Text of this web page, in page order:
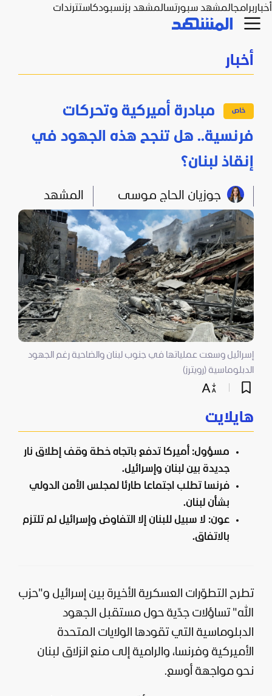
أخباربرامجالمشهد سبورتسالمشهد بزنسبودكاستترندات
أخبار
مبادرة أميركية وتحركات
فرنسية.. هل تنجح هذه الجهود في
إنقاذ لبنان؟
جوزيان الحاج موسى المشهد
إسرائيل وسعت عملياتها في جنوب لبنان والضاحية رغم الجهود
الدبلوماسية (رويترز)
هايلايت
مسؤول: أميركا تدفع باتجاه خطة وقف إطلاق نار
جديدة بين لبنان وإسرائيل.
فرنسا تطلب اجتماعا طارئا لمجلس الأمن الدولي
بشأن لبنان.
عون: لا سبيل للبنان إلا التفاوض وإسرائيل لم تلتزم
بالاتفاق.
تطرح التطوّرات العسكرية الأخيرة بين إسرائيل و"حزب
الله" تساؤلات جدّية حول مستقبل الجهود
الدبلوماسية التي تقودها الولايات المتحدة
الأميركية وفرنسا، والرامية إلى منع انزلاق لبنان
نحو مواجهة أوسع.